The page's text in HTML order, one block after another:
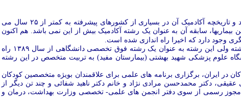
رشته روماتولوژی کودکان در بین رشته های فوق تخصصی در سایر کشورهای پیشرفته جزو جدیدترین رشته ها می باشد و تاریخچه آکادمیک آن در بسیاری از کشورهای پیشرفته به کمتر از ۲۵ سال می
برای درمان این بیماریها، سابقه آن به عنوان یک رشته آکادمیک بیش از این نمی باشد. هم اکنون
وجود دارد که
اخیرا راه اندازی شده است.
در ایران نیز علیرغم اینکه بخش درمانی این بیماریها در مرکز طبی کودکان و بیمارستان ولیعصر از سالهای قبل وجود داشته ولی این رشته به عنوان یک رشته فوق تخصصی دانشگاهی از سال ۱۳۸۹ راه
علوم پزشکی شهید بهشتی (بیمارستان مفید) به تربیت متخصص در این رشته
در ایران، برگزاری برنامه های علمی برای علاقمندان بویژه متخصصین کودکان
استاد دکتر یحیی عقیقی، دکتر محمدحسن مرادی نژاد و خانم دکتر ناهید شفائی و چند تن دیگر از
کودکان بنا گذاشته شد تا اینکه در سال ۱۳۹۵ با راه اندازی انجمن، مجوز رسمی از سوی دفتر انجمن های علمی- تخصصی وزارت بهداشت، درمان و